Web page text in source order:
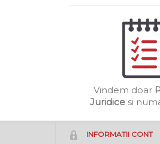
Vindem doar
Juridicesi
INFORMATII CONT